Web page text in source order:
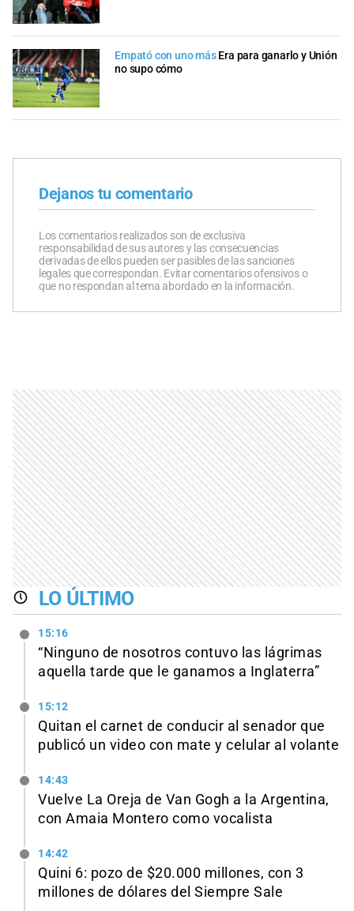
Empató con uno más Era para ganarlo y Unión
no supo cómo
Dejanos tu comentario
Los comentarios realizados son de exclusiva
responsabilidad de sus autores y las consecuencias
derivadas de ellos pueden ser pasibles de las sanciones
legales que correspondan. Evitar comentarios ofensivos o
que no respondan al tema abordado en la información.
LO ÚLTIMO
15:16
“Ninguno de nosotros contuvo las lágrimas
aquella tarde que le ganamos a Inglaterra”
15:12
Quitan el carnet de conducir al senador que
publicó un video con mate y celular al volante
14:43
Vuelve La Oreja de Van Gogh a la Argentina,
con Amaia Montero como vocalista
14:42
Quini 6: pozo de $20.000 millones, con 3
millones de dólares del Siempre Sale